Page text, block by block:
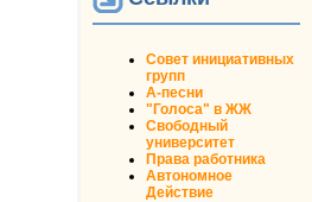
Совет инициативных
групп
А-песни
"Голоса" в ЖЖ
Свободный
университет
Права работника
Автономное
Действие